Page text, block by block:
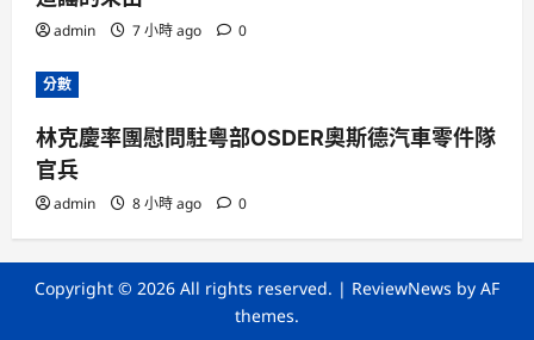
admin 7 小時 ago 0
分數
林克慶率團慰問駐粵部OSDER奧斯德汽車零件隊
官兵
admin 8 小時 ago 0
Copyright © 2026 All rights reserved. | ReviewNews by AF
themes.